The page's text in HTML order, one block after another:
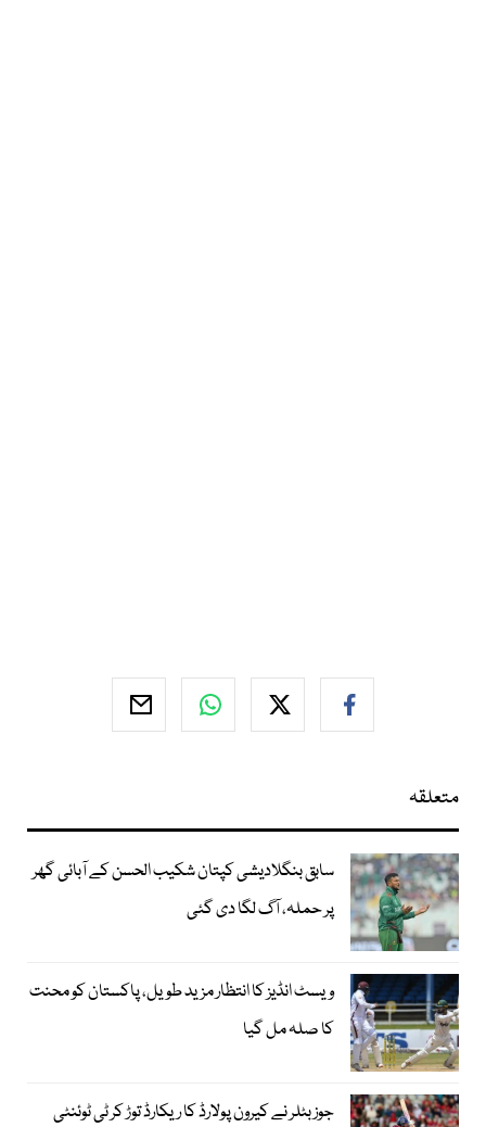
متعلقہ
سابق بنگلادیشی کپتان شکیب الحسن کے آبائی گھر
پر حملہ، آگ لگا دی گئی
ویسٹ انڈیز کا انتظار مزید طویل، پاکستان کو محنت
کا صلہ مل گیا
جوز بٹلر نے کیرون پولارڈ کا ریکارڈ توڑ کر ٹی ٹوئنٹی